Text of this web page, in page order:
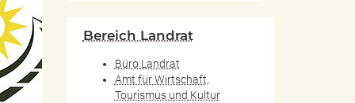
Bereich Landrat
Büro Landrat
Amt für Wirtschaft,
Tourismus und Kultur